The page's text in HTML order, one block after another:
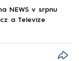
NEWS v srpnu
a Televize